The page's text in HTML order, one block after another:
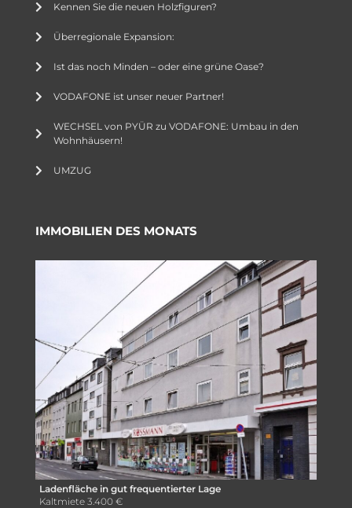
Kennen Sie die neuen Holzfiguren?
Überregionale Expansion:
Ist das noch Minden – oder eine grüne Oase?
VODAFONE ist unser neuer Partner!
WECHSEL von PYÜR zu VODAFONE: Umbau in den
Wohnhäusern!
UMZUG
IMMOBILIEN DES MONATS
Ladenfläche in gut frequentierter Lage
Kaltmiete 3.400 €